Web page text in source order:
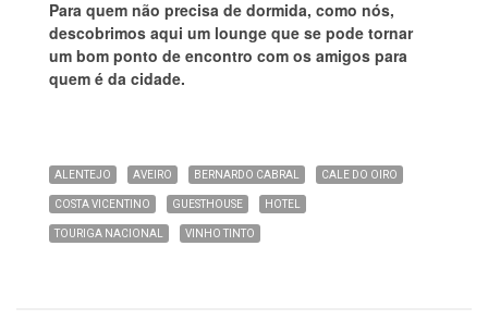
Para quem não precisa de dormida, como nós,
descobrimos aqui um lounge que se pode tornar
um bom ponto de encontro com os amigos para
quem é da cidade.
ALENTEJO AVEIRO BERNARDO CABRAL CALE DO OIRO
COSTA VICENTINO GUESTHOUSE HOTEL
TOURIGA NACIONAL VINHO TINTO